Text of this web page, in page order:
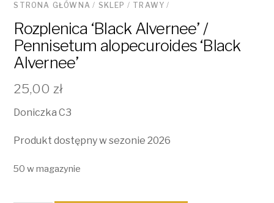
STRONA GŁÓWNA / SKLEP / TRAWY /
Rozplenica ‘Black Alvernee’ /
Pennisetum alopecuroides ‘Black
Alvernee’
25,00 zł
Doniczka C3
Produkt dostępny w sezonie 2026
50 w magazynie